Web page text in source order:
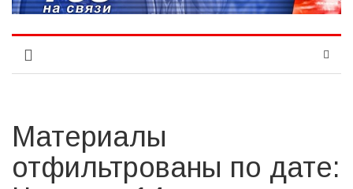
Материалы
отфильтрованы по дате: